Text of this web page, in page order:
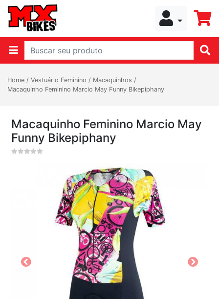
Home / Vestuário Feminino / Macaquinhos /
Macaquinho Feminino Marcio May Funny Bikepiphany
Macaquinho Feminino Marcio May
Funny Bikepiphany